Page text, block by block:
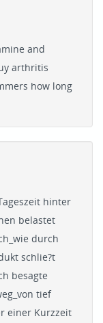
and
arthritis
how long
hinter
belastet
durch
schlie?t
besagte
tief
einer Kurzzeit